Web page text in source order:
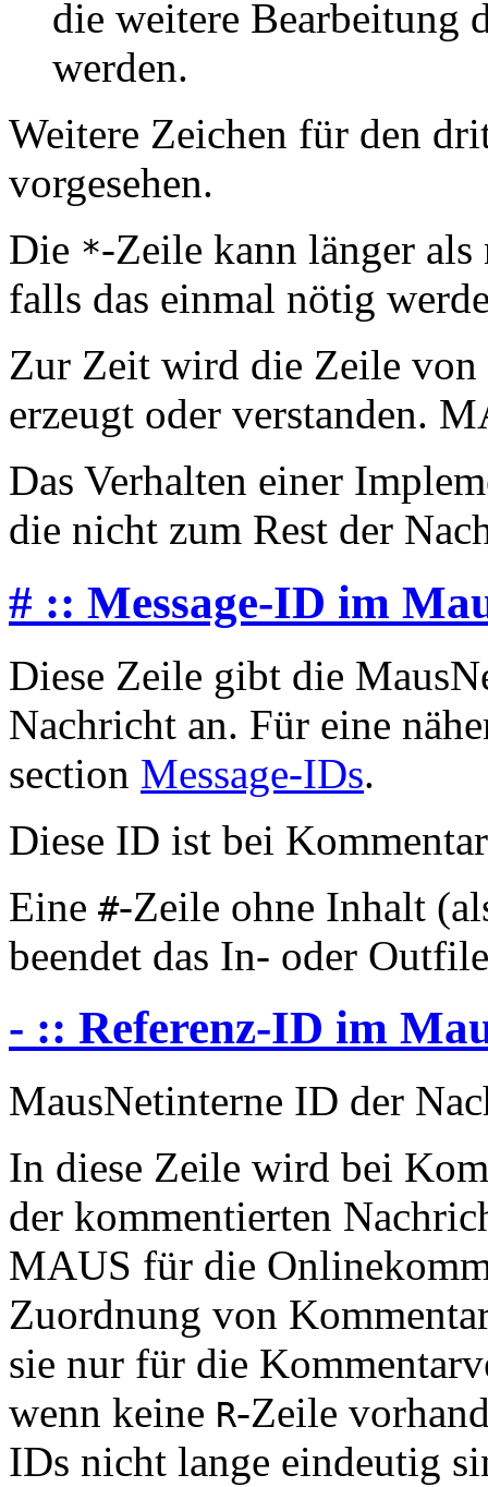
die weitere Bearbeitung
werden.
Weitere Zeichen für den
vorgesehen.
Die *-Zeile kann länger
falls das einmal nötig
Zur Zeit wird die Zeile
erzeugt oder verstanden.
Das Verhalten einer
die nicht zum Rest der
# :: Message-ID im
Diese Zeile gibt die
Nachricht an. Für eine
section Message-IDs.
Diese ID ist bei
Eine #-Zeile ohne Inhalt
beendet das In- oder
- :: Referenz-ID im
MausNetinterne ID der
In diese Zeile wird bei
der kommentierten
MAUS für die
Zuordnung von
sie nur für die
wenn keine R-Zeile
IDs nicht lange eindeutig